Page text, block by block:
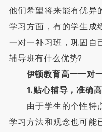
他们希望将来能有优异
学习方面，有的学生成
一对一补习班，巩固自
辅导班有什么优势?
伊顿教育高一一对
1.贴心辅导，准确
由于学生的个性特点
学习方法和观念也可能